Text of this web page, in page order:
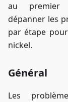
au premier
dépanner les
par étape
nickel.
Général
Les